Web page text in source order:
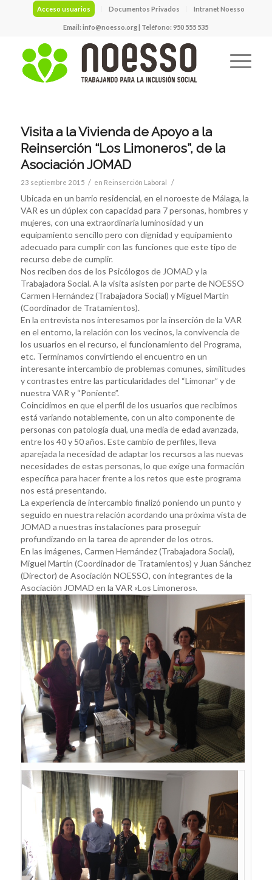
Acceso usuarios Documentos Privados Intranet Noesso
Email:info@noesso.org| Teléfono: 950 555 535
Visita a la Vivienda de Apoyo a la
Reinserción “Los Limoneros”, de la
Asociación JOMAD
23 septiembre 2015 / en Reinserción Laboral /
Ubicada en un barrio residencial, en el noroeste de Málaga, la
VAR es un dúplex con capacidad para 7 personas, hombres y
mujeres, con una extraordinaria luminosidad y un
equipamiento sencillo pero con dignidad y equipamiento
adecuado para cumplir con las funciones que este tipo de
recurso debe de cumplir.
Nos reciben dos de los Psicólogos de JOMAD y la
Trabajadora Social. A la visita asisten por parte de NOESSO
Carmen Hernández (Trabajadora Social) y Miguel Martín
(Coordinador de Tratamientos).
En la entrevista nos interesamos por la inserción de la VAR
en el entorno, la relación con los vecinos, la convivencia de
los usuarios en el recurso, el funcionamiento del Programa,
etc. Terminamos convirtiendo el encuentro en un
interesante intercambio de problemas comunes, similitudes
y contrastes entre las particularidades del “Limonar” y de
nuestra VAR y “Poniente”.
Coincidimos en que el perfil de los usuarios que recibimos
está variando notablemente, con un alto componente de
personas con patología dual, una media de edad avanzada,
entre los 40 y 50 años. Este cambio de perfiles, lleva
aparejada la necesidad de adaptar los recursos a las nuevas
necesidades de estas personas, lo que exige una formación
específica para hacer frente a los retos que este programa
nos está presentando.
La experiencia de intercambio finalizó poniendo un punto y
seguido en nuestra relación acordando una próxima vista de
JOMAD a nuestras instalaciones para proseguir
profundizando en la tarea de aprender de los otros.
En las imágenes, Carmen Hernández (Trabajadora Social),
Miguel Martín (Coordinador de Tratamientos) y Juan Sánchez
(Director) de Asociación NOESSO, con integrantes de la
Asociación JOMAD en la VAR «Los Limoneros».